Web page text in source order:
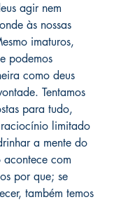
agir nem
às nossas
imaturos,
podemos
como deus
Tentamos
para tudo,
limitado
a mente do
acontece com
por que; se
também temos